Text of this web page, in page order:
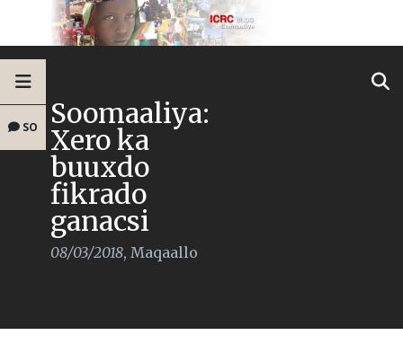
SO Soomaaliya:
Xero ka
buuxdo
fikrado
ganacsi
08/03/2018, Maqaallo